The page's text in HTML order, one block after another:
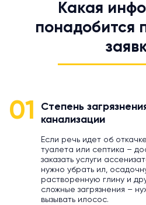
Какая
понадобится
01
Степень
канализации
Если речь идет об
туалета или септика –
заказать услуги
нужно убрать ил,
растворенную глину и
сложные загрязнения –
вызывать илосос.